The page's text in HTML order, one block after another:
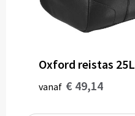
Gereedschap
Zonnebrillen
Oxford reistas 25L
vanaf € 49,14